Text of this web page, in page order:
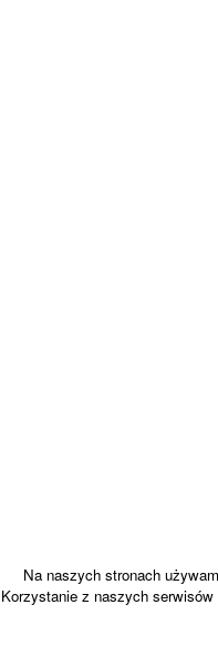
Na naszych stronach
Korzystanie z naszych